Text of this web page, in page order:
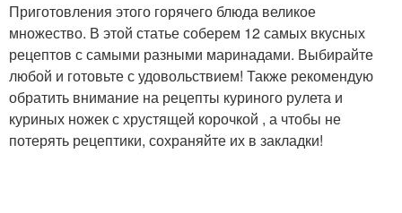
Приготовления этого горячего блюда великое
множество. В этой статье соберем 12 самых вкусных
рецептов с самыми разными маринадами. Выбирайте
любой и готовьте с удовольствием! Также рекомендую
обратить внимание на рецепты куриного рулета и
куриных ножек с хрустящей корочкой , а чтобы не
потерять рецептики, сохраняйте их в закладки!